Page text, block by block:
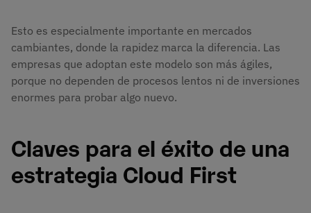
Esto es especialmente importante en mercados
cambiantes, donde la rapidez marca la diferencia. Las
empresas que adoptan este modelo son más ágiles,
porque no dependen de procesos lentos ni de inversiones
enormes para probar algo nuevo.
Claves para el éxito de una
estrategia Cloud First